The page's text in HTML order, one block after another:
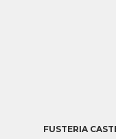
FUSTERIA